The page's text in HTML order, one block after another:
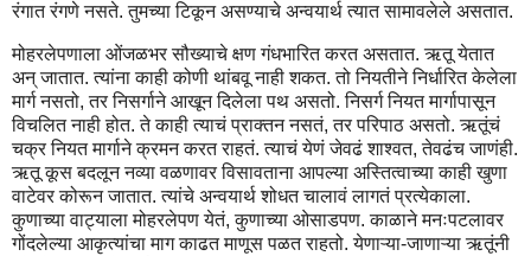
रंगात रंगणे नसते. तुमच्या टिकून असण्याचे अन्वयार्थ त्यात सामावलेले असतात.
मोहरलेपणाला ओंजळभर सौख्याचे क्षण गंधभारित करत असतात. ऋतू येतात
अन् जातात. त्यांना काही कोणी थांबवू नाही शकत. तो नियतीने निर्धारित केलेला
मार्ग नसतो, तर निसर्गाने आखून दिलेला पथ असतो. निसर्ग नियत मार्गापासून
विचलित नाही होत. ते काही त्याचं प्राक्तन नसतं, तर परिपाठ असतो. ऋतूंचं
चक्र नियत मार्गाने क्रमन करत राहतं. त्याचं येणं जेवढं शाश्वत, तेवढंच जाणंही.
ऋतू कूस बदलून नव्या वळणावर विसावताना आपल्या अस्तित्वाच्या काही खुणा
वाटेवर कोरून जातात. त्यांचे अन्वयार्थ शोधत चालावं लागतं प्रत्येकाला.
कुणाच्या वाट्याला मोहरलेपण येतं, कुणाच्या ओसाडपण. काळाने मनःपटलावर
गोंदलेल्या आकृत्यांचा माग काढत माणूस पळत राहतो. येणाऱ्या-जाणाऱ्या ऋतूंनी